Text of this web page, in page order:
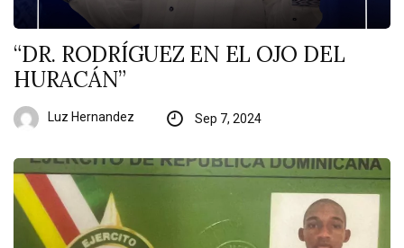
“DR. RODRÍGUEZ EN EL OJO DEL
HURACÁN”
Luz Hernandez Sep 7, 2024